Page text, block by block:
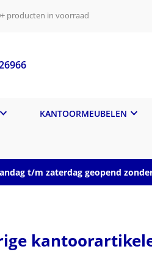
producten in voorraad
KANTOORMEUBELEN
t/m zaterdag geopend